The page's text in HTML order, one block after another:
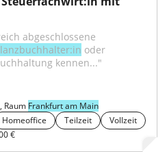
abgeschlossene
oder
kennen..."
Raum Frankfurt am Main
Homeoffice
Teilzeit
Vollzeit
€